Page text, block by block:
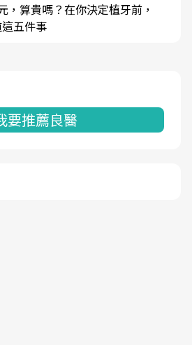
，算貴嗎？在你決定植牙前，
五件事
要推薦良醫